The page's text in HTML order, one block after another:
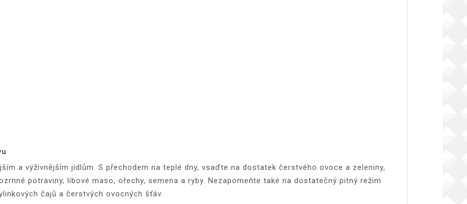
a výživnějším jídlům. S přechodem na teplé dny, vsaďte na dostatek čerstvého ovoce a zeleniny,
potraviny, libové maso, ořechy, semena a ryby. Nezapomeňte také na dostatečný pitný režim
čajů a čerstvých ovocných šťáv.